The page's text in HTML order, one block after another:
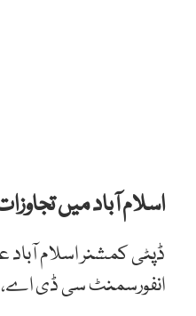
اسلام آباد میں
ڈپٹی کمشنر اسلام
انفورسمنٹ سی ڈی اے،